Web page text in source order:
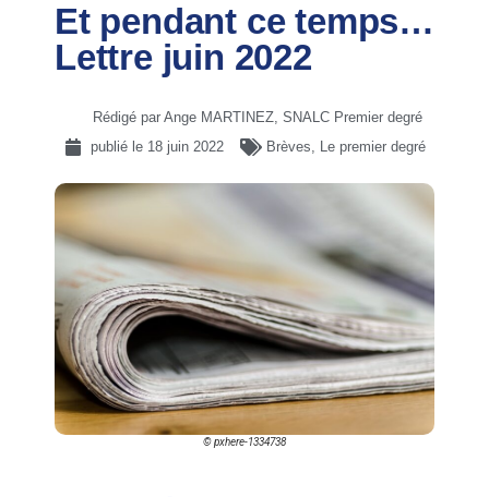
Et pendant ce temps…
Lettre juin 2022
Rédigé par Ange MARTINEZ, SNALC Premier degré
publié le 18 juin 2022 Brèves, Le premier degré
© pxhere-1334738